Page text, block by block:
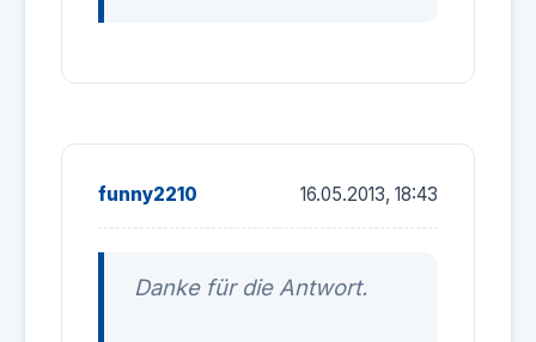
funny2210 16.05.2013, 18:43
Danke für die Antwort.